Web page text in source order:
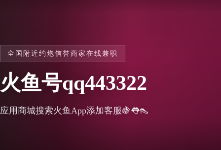
全国附近约炮信誉商家在线兼职
火鱼号qq443322
应用商城搜索火鱼App添加客服🍇👅👠